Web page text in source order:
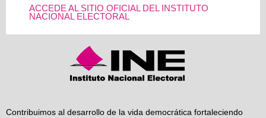
ACCEDE AL SITIO OFICIAL DEL INSTITUTO
NACIONAL ELECTORAL
Contribuimos al desarrollo de la vida democrática fortaleciendo